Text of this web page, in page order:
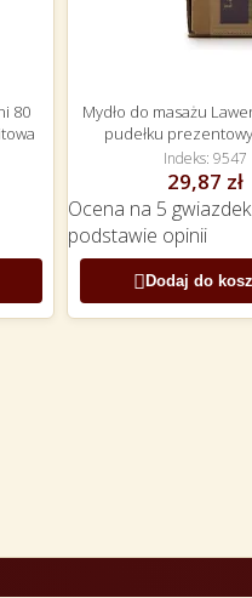
80
Mydło do masażu
pudełku
Indeks 9547
29,87 zł
Ocena na 5
podstawie opinii
 Dodaj do